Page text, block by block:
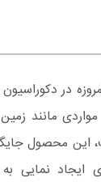
در
مانند
این محصول
ایجاد نمایی